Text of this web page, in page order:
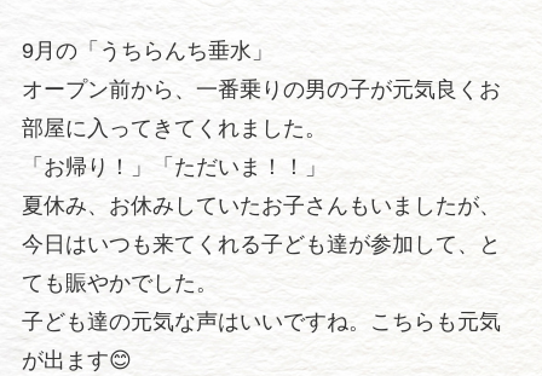
9月の「うちらんち垂水」
オープン前から、一番乗りの男の子が元気良くお
部屋に入ってきてくれました。
「お帰り！」「ただいま！！」
夏休み、お休みしていたお子さんもいましたが、
今日はいつも来てくれる子ども達が参加して、と
ても賑やかでした。
子ども達の元気な声はいいですね。こちらも元気
が出ます😊